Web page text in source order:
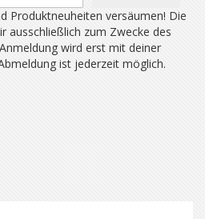
Produktneuheiten versäumen! Die
ausschließlich zum Zwecke des
wird erst mit deiner
ist jederzeit möglich.